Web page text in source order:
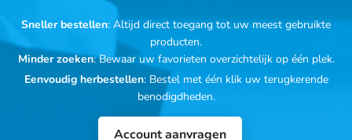
Sneller bestellen: Altijd direct toegang tot uw meest gebruikte
producten.
Minder zoeken: Bewaar uw favorieten overzichtelijk op één plek.
Eenvoudig herbestellen: Bestel met één klik uw terugkerende
benodigdheden.
Account aanvragen